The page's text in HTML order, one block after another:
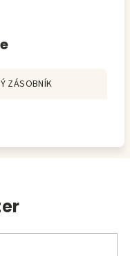
ZÁSOBNÍK